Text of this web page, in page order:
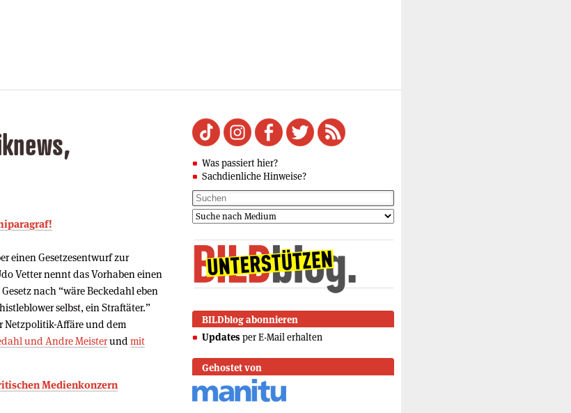
einen Gesetzesentwurf zur
Vetter nennt das Vorhaben einen
nach “wäre Beckedahl eben
selbst, ein Straftäter.”
Netzpolitik-Affäre und dem
und Andre Meisterund mit
Medienkonzern
Was passiert hier?
Sachdienliche Hinweise?
BILDblog abonnieren
Updates per E-Mail erhalten
Gehostet von